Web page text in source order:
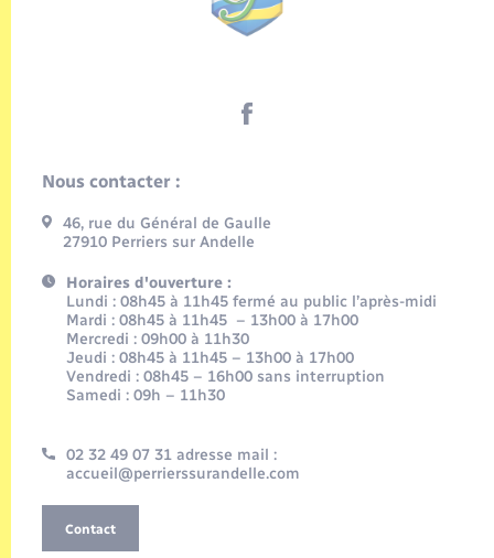
Nous contacter :
46, rue du Général de Gaulle
27910 Perriers sur Andelle
Horaires d'ouverture :
Lundi : 08h45 à 11h45 fermé au public l’après-midi
Mardi : 08h45 à 11h45 – 13h00 à 17h00
Mercredi : 09h00 à 11h30
Jeudi : 08h45 à 11h45 – 13h00 à 17h00
Vendredi : 08h45 – 16h00 sans interruption
Samedi : 09h – 11h30
02 32 49 07 31 adresse mail :
accueil@perrierssurandelle.com
Contact